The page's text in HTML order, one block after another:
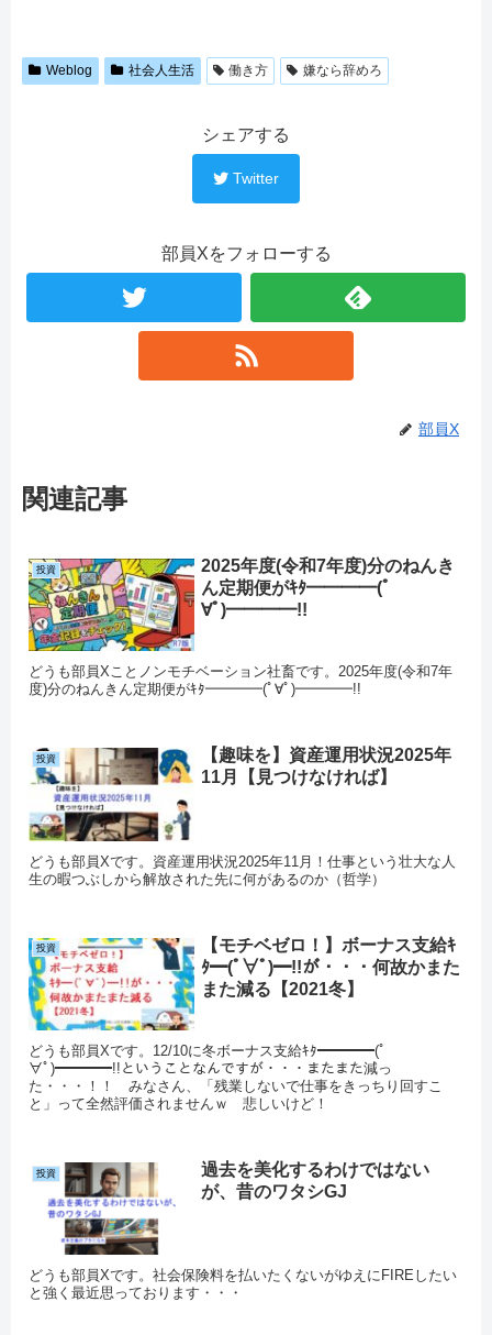
Weblog 社会人生活 働き方 嫌なら辞めろ
シェアする
Twitter
部員Xをフォローする
部員X
関連記事
投資
2025年度(令和7年度)分のねんき
ん定期便がｷﾀ━━━━(ﾟ
∀ﾟ)━━━━!!
どうも部員Xことノンモチベーション社畜です。2025年度(令和7年
度)分のねんきん定期便がｷﾀ━━━━(ﾟ∀ﾟ)━━━━!!
投資
【趣味を】資産運用状況2025年
11月【見つけなければ】
どうも部員Xです。資産運用状況2025年11月！仕事という壮大な人
生の暇つぶしから解放された先に何があるのか（哲学）
投資
【モチベゼロ！】ボーナス支給ｷ
ﾀ━(ﾟ∀ﾟ)━!!が・・・何故かまた
また減る【2021冬】
どうも部員Xです。12/10に冬ボーナス支給ｷﾀ━━━━(ﾟ
∀ﾟ)━━━━!!ということなんですが・・・またまた減っ
た・・・！！ みなさん、「残業しないで仕事をきっちり回すこ
と」って全然評価されませんｗ 悲しいけど！
投資
過去を美化するわけではない
が、昔のワタシGJ
どうも部員Xです。社会保険料を払いたくないがゆえにFIREしたい
と強く最近思っております・・・